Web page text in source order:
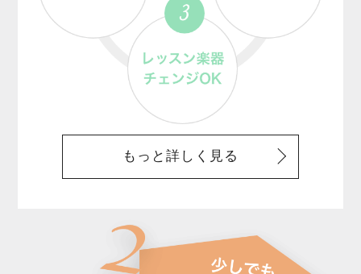
もっと詳しく見る